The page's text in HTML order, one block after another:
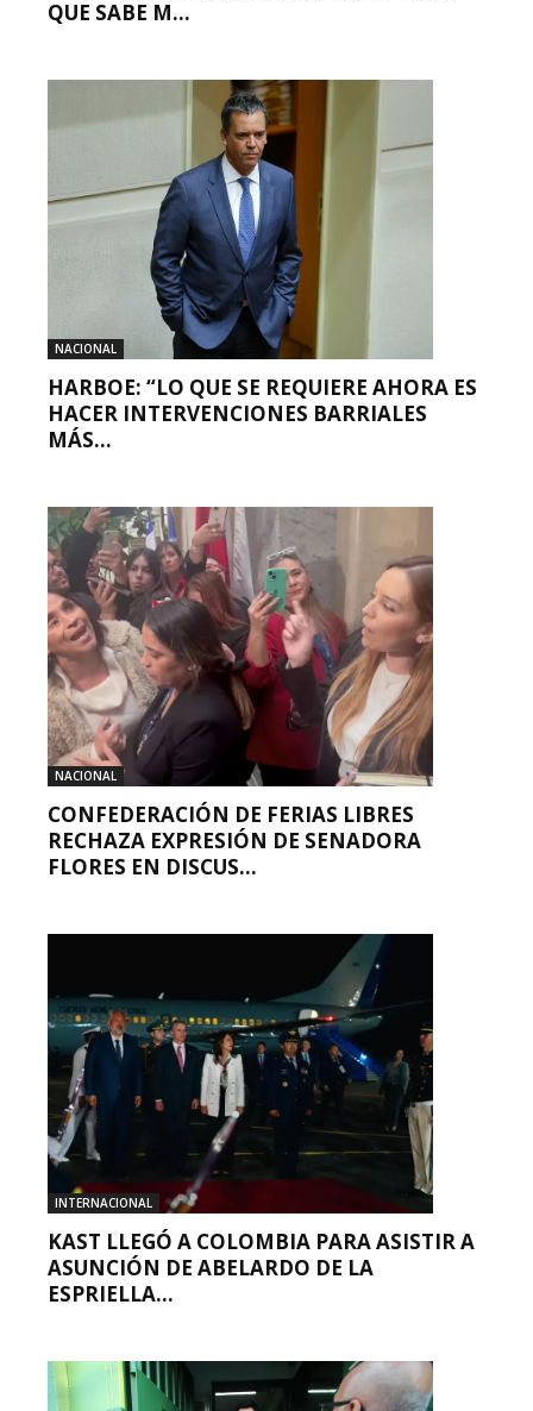
QUE SABE M...
NACIONAL
HARBOE: “LO QUE SE REQUIERE AHORA ES
HACER INTERVENCIONES BARRIALES
MÁS...
NACIONAL
CONFEDERACIÓN DE FERIAS LIBRES
RECHAZA EXPRESIÓN DE SENADORA
FLORES EN DISCUS...
INTERNACIONAL
KAST LLEGÓ A COLOMBIA PARA ASISTIR A
ASUNCIÓN DE ABELARDO DE LA
ESPRIELLA...